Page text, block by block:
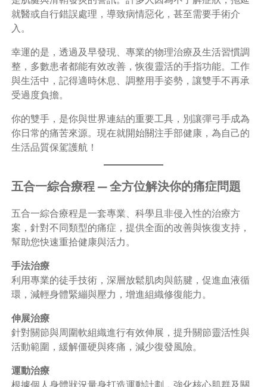
就醫或自行錯誤處理，導致病情惡化，甚至需要手術介
入。
幸運的是，透過及早發現、專業的物理治療及生活習慣調
整，多數患者都能有效改善，恢復靈活的手指功能。工作
與生活中，記得適時休息、調整用手姿勢，讓雙手不再承
受過度負擔。
你的雙手，是你與世界連結的重要工具，別讓彈弓手成為
你日常的痛苦來源。現在就開始關注手部健康，為自己的
生活品質保駕護航！
五合一綜合療程 — 全方位解決你的痛症問題
五合一綜合療程是一套專業、科學且非侵入性的治療方
案，針對不同類型的痛症，提供全面的改善與恢復支持，
幫助您快速重拾健康與活力。
手法治療
利用專業的徒手技術，深層放鬆肌肉與筋腱，促進血液循
環，減輕身體緊繃與壓力，增進組織修復能力。
伸展治療
針對關節與周圍軟組織進行有效伸展，提升關節靈活性與
活動範圍，緩解僵硬與疼痛，減少復發風險。
運動治療